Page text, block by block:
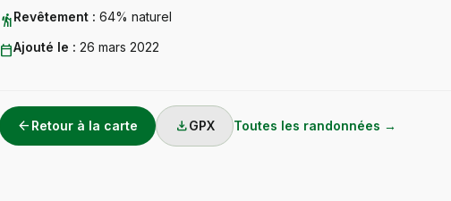
hikingRevêtement : 64% naturel
calendar_todayAjouté le : 26 mars 2022
arrow_back Retour à la carte downloadGPX Toutes les randonnées →